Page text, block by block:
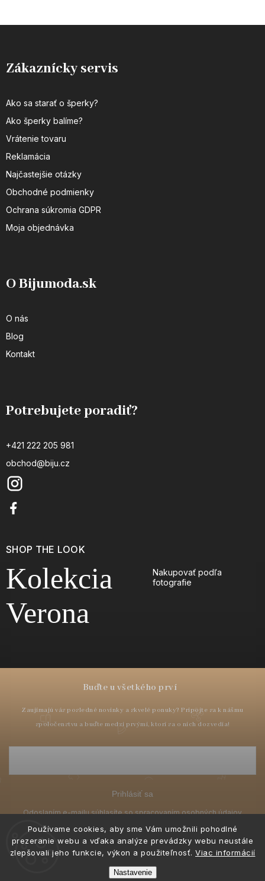
Používame cookies, aby sme Vám umožnili pohodlné
prezeranie webu a vďaka analýze prevádzky webu neustále
zlepšovali jeho funkcie, výkon a použiteľnosť. Viac informácií
Nastavenie
Zákaznícky servis
Ako sa starať o šperky?
Ako šperky balíme?
Vrátenie tovaru
Reklamácia
Najčastejšie otázky
Obchodné podmienky
Ochrana súkromia GDPR
Moja objednávka
O Bijumoda.sk
O nás
Blog
Kontakt
Potrebujete poradiť?
+421 222 205 981
obchod@biju.cz
Prihlásiť sa
SHOP THE LOOK
Kolekcia
Verona
Nakupovať podľa
fotografie